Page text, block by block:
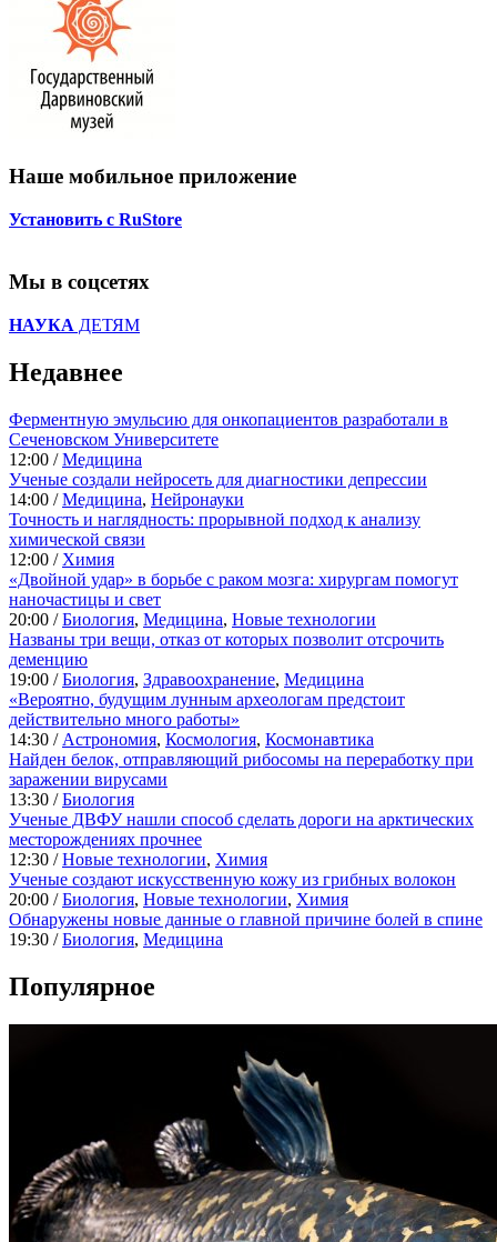
Наше мобильное приложение
Установить с RuStore
Мы в соцсетях
НАУКА ДЕТЯМ
Недавнее
Ферментную эмульсию для онкопациентов разработали в
Сеченовском Университете
12:00 /Медицина
Ученые создали нейросеть для диагностики депрессии
14:00 /Медицина, Нейронауки
Точность и наглядность: прорывной подход к анализу
химической связи
12:00 / Химия
«Двойной удар» в борьбе с раком мозга: хирургам помогут
наночастицы и свет
20:00 /Биология, Медицина, Новые технологии
Названы три вещи, отказ от которых позволит отсрочить
деменцию
19:00 /Биология, Здравоохранение, Медицина
«Вероятно, будущим лунным археологам предстоит
действительно много работы»
14:30 / Астрономия, Космология, Космонавтика
Найден белок, отправляющий рибосомы на переработку при
заражении вирусами
13:30 /Биология
Ученые ДВФУ нашли способ сделать дороги на арктических
месторождениях прочнее
12:30 /Новые технологии, Химия
Ученые создают искусственную кожу из грибных волокон
20:00 /Биология, Новые технологии, Химия
Обнаружены новые данные о главной причине болей в спине
19:30 /Биология, Медицина
Популярное